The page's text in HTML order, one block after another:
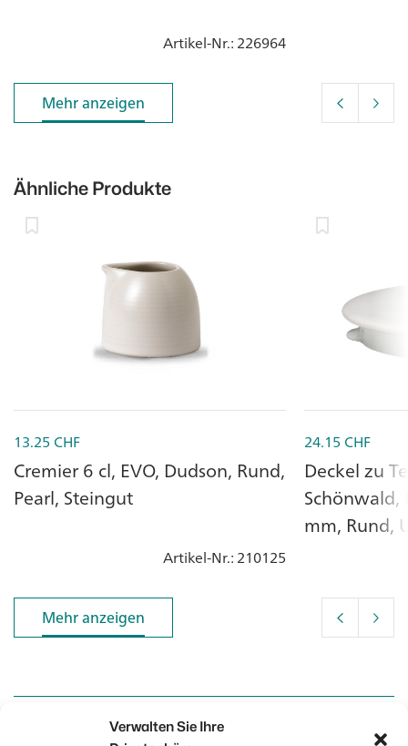
Verwalten Sie Ihre
Artikel-Nr.: 226964
Mehr anzeigen
Mehr anzeigen
Ähnliche Produkte
13.25 CHF
Cremier 6 cl, EVO, Dudson, Rund,
Pearl, Steingut
Artikel-Nr.: 210125
24.15 CHF
Deckel zu
mm, Rund,
Mehr anzeigen
Mehr anzeigen